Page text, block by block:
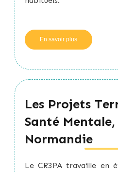
En savoir plus
Dispositifs
-
Les Projets
Santé Mentale,
Normandie
Le CR3PA travaille en